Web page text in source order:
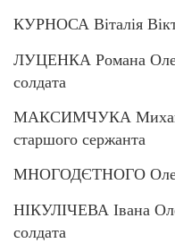
КУРНОСА Віталія
ЛУЦЕНКА Романа
солдата
МАКСИМЧУКА
старшого сержанта
МНОГОДЄТНОГО
НІКУЛІЧЕВА Івана
солдата